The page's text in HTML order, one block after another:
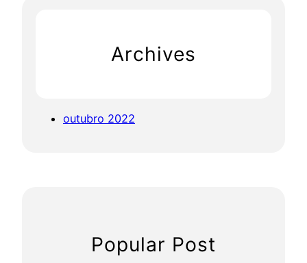
Archives
outubro 2022
Popular Post